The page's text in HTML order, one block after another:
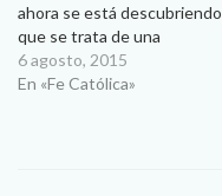
ahora se está descubriendo
que se trata de una
retorcida organización con
sospechas de estar
6 agosto, 2015
En «Fe Católica»